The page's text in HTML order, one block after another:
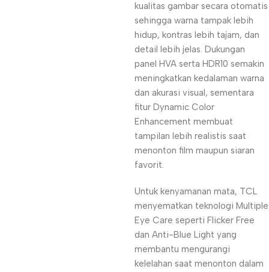
kualitas gambar secara otomatis
sehingga warna tampak lebih
hidup, kontras lebih tajam, dan
detail lebih jelas. Dukungan
panel HVA serta HDR10 semakin
meningkatkan kedalaman warna
dan akurasi visual, sementara
fitur Dynamic Color
Enhancement membuat
tampilan lebih realistis saat
menonton film maupun siaran
favorit.
Untuk kenyamanan mata, TCL
menyematkan teknologi Multiple
Eye Care seperti Flicker Free
dan Anti-Blue Light yang
membantu mengurangi
kelelahan saat menonton dalam